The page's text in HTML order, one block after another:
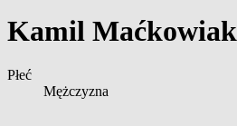
Kamil Maćkowiak
Płeć
Mężczyzna